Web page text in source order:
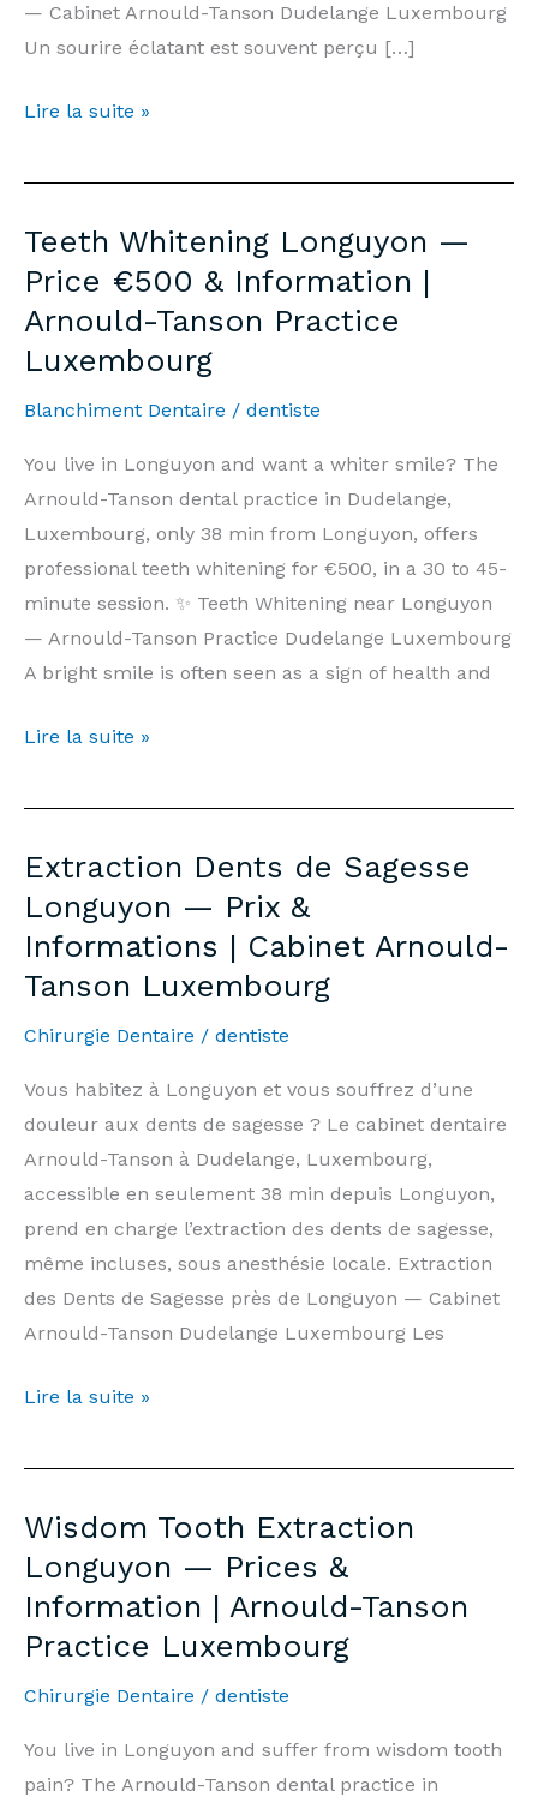
— Cabinet Arnould-Tanson Dudelange Luxembourg
Un sourire éclatant est souvent perçu […]
Blanchiment
Longuyon
Prix
500€
&
Informations
Cabinet
Arnould-
Tanson
Luxembourg
Lire la suite »
Teeth Whitening Longuyon —
Price €500 & Information |
Arnould-Tanson Practice
Luxembourg
Blanchiment Dentaire / dentiste
You live in Longuyon and want a whiter smile? The
Arnould-Tanson dental practice in Dudelange,
Luxembourg, only 38 min from Longuyon, offers
professional teeth whitening for €500, in a 30 to 45-
minute session. ✨ Teeth Whitening near Longuyon
— Arnould-Tanson Practice Dudelange Luxembourg
A bright smile is often seen as a sign of health and
Teeth
Longuyon
Price
€500
Information
Arnould-
Tanson
Practice
Luxembourg
Lire la suite »
Extraction Dents de Sagesse
Longuyon — Prix &
Informations | Cabinet Arnould-
Tanson Luxembourg
Chirurgie Dentaire / dentiste
Vous habitez à Longuyon et vous souffrez d’une
douleur aux dents de sagesse ? Le cabinet dentaire
Arnould-Tanson à Dudelange, Luxembourg,
accessible en seulement 38 min depuis Longuyon,
prend en charge l’extraction des dents de sagesse,
même incluses, sous anesthésie locale. Extraction
des Dents de Sagesse près de Longuyon — Cabinet
Arnould-Tanson Dudelange Luxembourg Les
Extraction
de
Longuyon
—
Prix
&
Cabinet
Arnould-
Lire la suite »
Wisdom Tooth Extraction
Longuyon — Prices &
Information | Arnould-Tanson
Practice Luxembourg
Chirurgie Dentaire / dentiste
You live in Longuyon and suffer from wisdom tooth
pain? The Arnould-Tanson dental practice in